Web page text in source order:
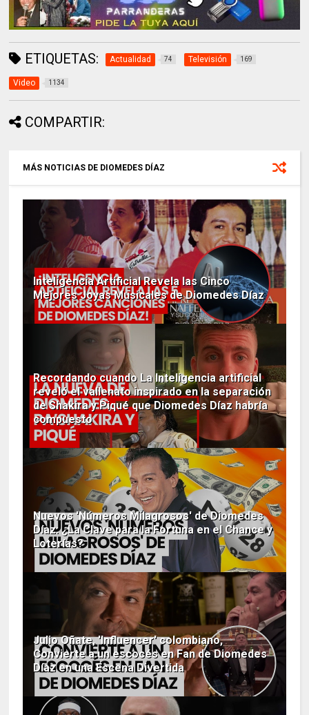
ETIQUETAS: Actualidad 74 Televisión 169
Video 1134
COMPARTIR:
MÁS NOTICIAS DE DIOMEDES DÍAZ
Inteligencia Artificial Revela las Cinco
Mejores Joyas Musicales de Diomedes Díaz
Recordando cuando La Inteligencia artificial
reveló el vallenato inspirado en la separación
de Shakira y Piqué que Diomedes Díaz habría
compuesto
Nuevos 'Números Milagrosos' de Diomedes
Díaz: ¿La Clave para la Fortuna en el Chance y
Loterías?
Julio Oñate, 'Influencer' colombiano,
Convierte a un escocés en Fan de Diomedes
Díaz en una Escena Divertida